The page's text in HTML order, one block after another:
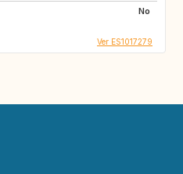
No
Ver ES1017279